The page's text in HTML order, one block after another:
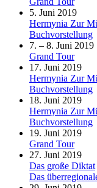
5. Juni 2019
Hermynia Zur
Buchvorstellung
7. – 8. Juni 2019
Grand Tour
17. Juni 2019
Hermynia Zur
Buchvorstellung
18. Juni 2019
Hermynia Zur
Buchvorstellung
19. Juni 2019
Grand Tour
27. Juni 2019
Das große Diktat
Das